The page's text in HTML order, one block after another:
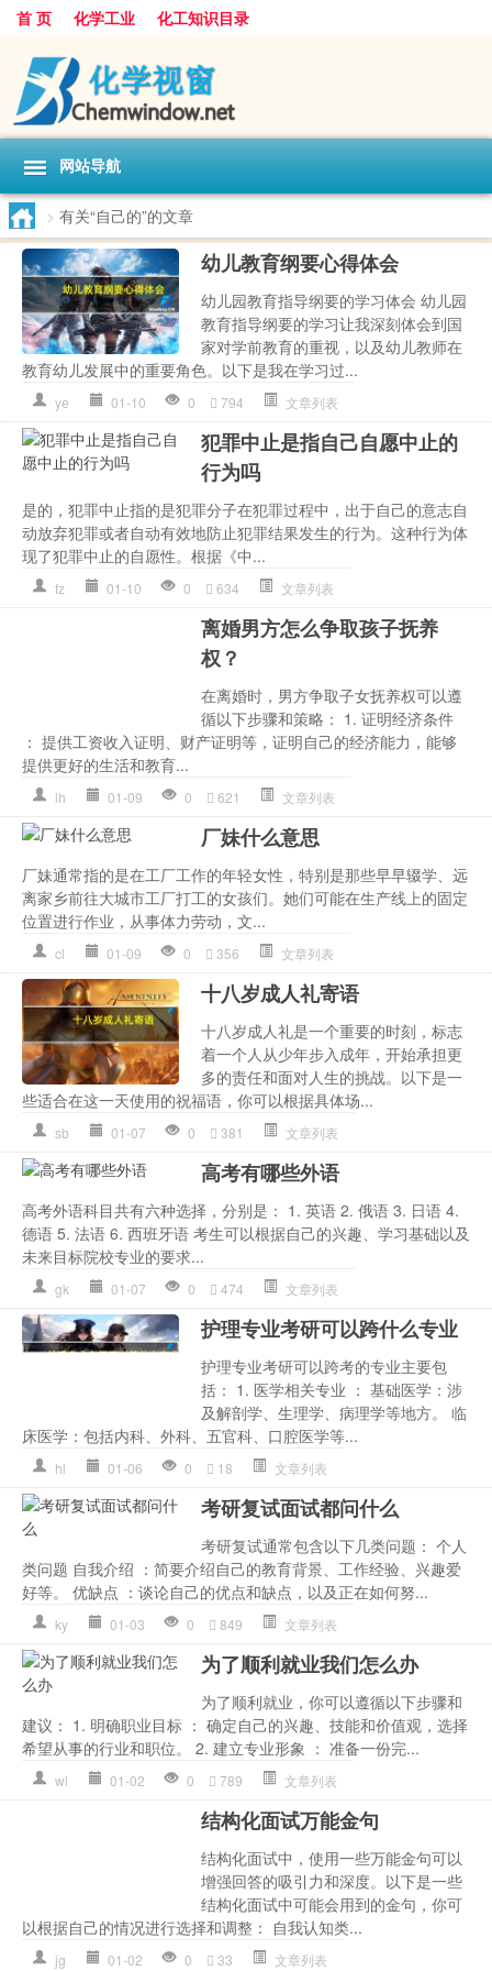
首 页 化学工业 化工知识目录
网站导航
> 有关“自己的”的文章
幼儿教育纲要心得体会
幼儿园教育指导纲要的学习体会 幼儿园
教育指导纲要的学习让我深刻体会到国
家对学前教育的重视，以及幼儿教师在
教育幼儿发展中的重要角色。以下是我在学习过...
ye 01-10 0 794 文章列表
犯罪中止是指自己自愿中止的
行为吗
是的，犯罪中止指的是犯罪分子在犯罪过程中，出于自己的意志自
动放弃犯罪或者自动有效地防止犯罪结果发生的行为。这种行为体
现了犯罪中止的自愿性。根据《中...
fz 01-10 0 634 文章列表
离婚男方怎么争取孩子抚养
权？
在离婚时，男方争取子女抚养权可以遵
循以下步骤和策略： 1. 证明经济条件
： 提供工资收入证明、财产证明等，证明自己的经济能力，能够
提供更好的生活和教育...
lh 01-09 0 621 文章列表
厂妹什么意思
厂妹通常指的是在工厂工作的年轻女性，特别是那些早早辍学、远
离家乡前往大城市工厂打工的女孩们。她们可能在生产线上的固定
位置进行作业，从事体力劳动，文...
cl 01-09 0 356 文章列表
十八岁成人礼寄语
十八岁成人礼是一个重要的时刻，标志
着一个人从少年步入成年，开始承担更
多的责任和面对人生的挑战。以下是一
些适合在这一天使用的祝福语，你可以根据具体场...
sb 01-07 0 381 文章列表
高考有哪些外语
高考外语科目共有六种选择，分别是： 1. 英语 2. 俄语 3. 日语 4.
德语 5. 法语 6. 西班牙语 考生可以根据自己的兴趣、学习基础以及
未来目标院校专业的要求...
gk 01-07 0 474 文章列表
护理专业考研可以跨什么专业
护理专业考研可以跨考的专业主要包
括： 1. 医学相关专业 ： 基础医学：涉
及解剖学、生理学、病理学等地方。 临
床医学：包括内科、外科、五官科、口腔医学等...
hl 01-06 0 18 文章列表
考研复试面试都问什么
考研复试通常包含以下几类问题： 个人
类问题 自我介绍 ：简要介绍自己的教育背景、工作经验、兴趣爱
好等。 优缺点 ：谈论自己的优点和缺点，以及正在如何努...
ky 01-03 0 849 文章列表
为了顺利就业我们怎么办
为了顺利就业，你可以遵循以下步骤和
建议： 1. 明确职业目标 ： 确定自己的兴趣、技能和价值观，选择
希望从事的行业和职位。 2. 建立专业形象 ： 准备一份完...
wl 01-02 0 789 文章列表
结构化面试万能金句
结构化面试中，使用一些万能金句可以
增强回答的吸引力和深度。以下是一些
结构化面试中可能会用到的金句，你可
以根据自己的情况进行选择和调整： 自我认知类...
jg 01-02 0 33 文章列表